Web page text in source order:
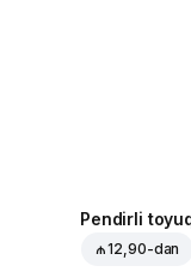
Pendirli
₼ 12,90-dan